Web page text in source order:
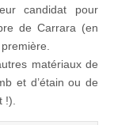
candidat pour
de Carrara (en
matériaux de
et d’étain ou de
!).